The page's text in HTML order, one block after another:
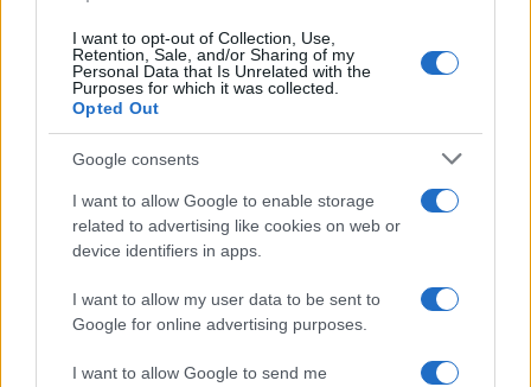
I want to opt-out of Collection, Use,
Retention, Sale, and/or Sharing of my
Personal Data that Is Unrelated with the
Purposes for which it was collected.
Opted Out
Google consents
I want to allow Google to enable storage
related to advertising like cookies on web or
device identifiers in apps.
I want to allow my user data to be sent to
Google for online advertising purposes.
I want to allow Google to send me